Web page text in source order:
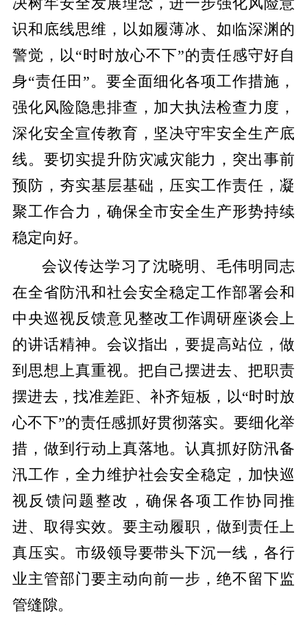
决树牢安全发展理念，进一步强化风险意
识和底线思维，以如履薄冰、如临深渊的
警觉，以“时时放心不下”的责任感守好自
身“责任田”。要全面细化各项工作措施，
强化风险隐患排查，加大执法检查力度，
深化安全宣传教育，坚决守牢安全生产底
线。要切实提升防灾减灾能力，突出事前
预防，夯实基层基础，压实工作责任，凝
聚工作合力，确保全市安全生产形势持续
稳定向好。
会议传达学习了沈晓明、毛伟明同志
在全省防汛和社会安全稳定工作部署会和
中央巡视反馈意见整改工作调研座谈会上
的讲话精神。会议指出，要提高站位，做
到思想上真重视。把自己摆进去、把职责
摆进去，找准差距、补齐短板，以“时时放
心不下”的责任感抓好贯彻落实。要细化举
措，做到行动上真落地。认真抓好防汛备
汛工作，全力维护社会安全稳定，加快巡
视反馈问题整改，确保各项工作协同推
进、取得实效。要主动履职，做到责任上
真压实。市级领导要带头下沉一线，各行
业主管部门要主动向前一步，绝不留下监
管缝隙。